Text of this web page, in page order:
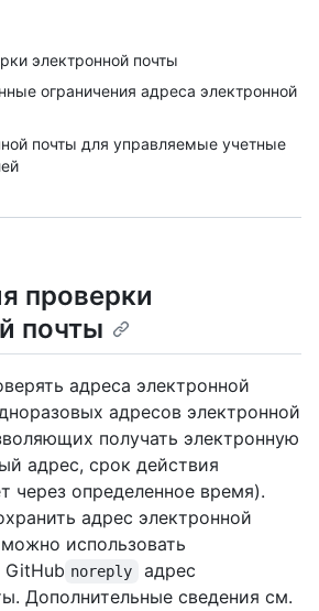
электронной почты
ограничения адреса электронной
почты для управляемые учетные
проверки
почты
адреса электронной
адресов электронной
получать электронную
адрес, срок действия
через определенное время).
адрес электронной
использовать
GitHub noreply
адрес
Дополнительные сведения см.